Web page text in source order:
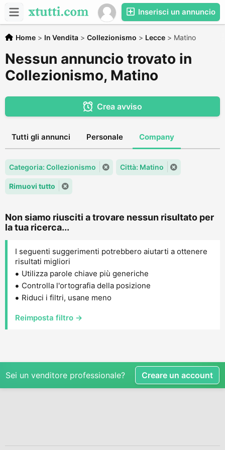
Inserisci un annuncio
Home > In Vendita > Collezionismo > Lecce > Matino
Nessun annuncio trovato in
Collezionismo, Matino
Crea avviso
Tutti gli annunci Personale Company
Categoria: Collezionismo Città: Matino
Rimuovi tutto
Non siamo riusciti a trovare nessun risultato per
la tua ricerca...
I seguenti suggerimenti potrebbero aiutarti a ottenere
risultati migliori
Utilizza parole chiave più generiche
Controlla l'ortografia della posizione
Riduci i filtri, usane meno
Reimposta filtro →
Sei un venditore professionale? Creare un account